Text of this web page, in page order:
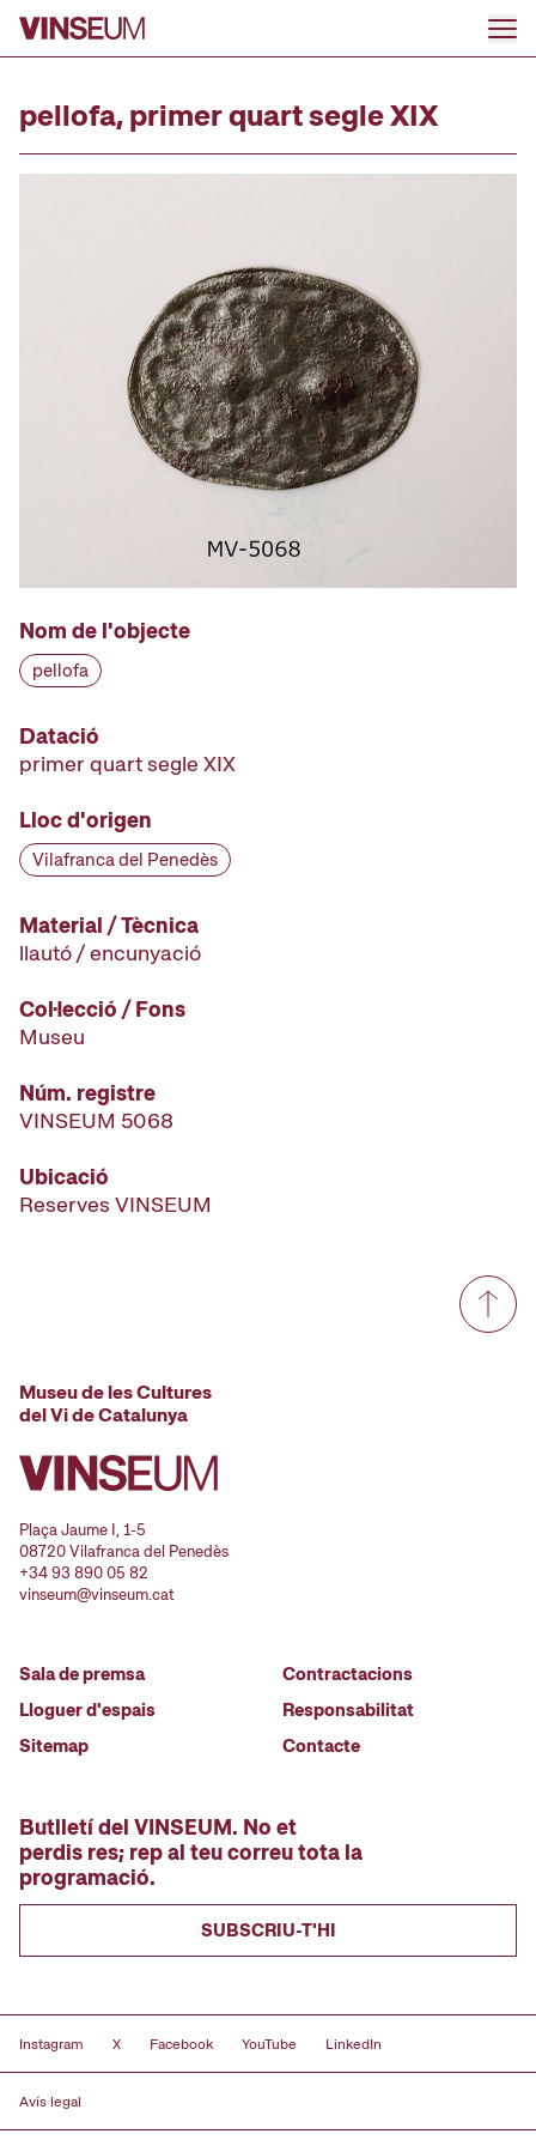
Anar al contingut
pellofa, primer quart segle XIX
Nom de l'objecte
pellofa
Datació
primer quart segle XIX
Lloc d'origen
Vilafranca del Penedès
Material / Tècnica
llautó / encunyació
Col·lecció / Fons
Museu
Núm. registre
VINSEUM 5068
Ubicació
Reserves VINSEUM
Museu de les Cultures
del Vi de Catalunya
Plaça Jaume I, 1-5
08720 Vilafranca del Penedès
+34 93 890 05 82
vinseum@vinseum.cat
Sala de premsa
Lloguer d'espais
Sitemap
Contractacions
Responsabilitat
Contacte
Butlletí del VINSEUM. No et
perdis res; rep al teu correu tota la
programació.
SUBSCRIU-T'HI
Instagram X Facebook YouTube LinkedIn
Avís legal